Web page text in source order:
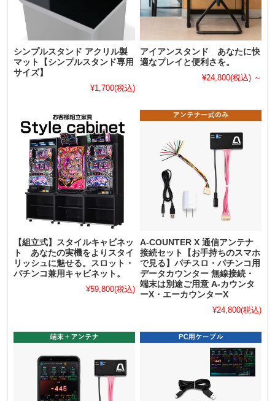
シンプルスタンド アクリル製
マット【シンプルスタンド専用
サイズ】
¥1,700(税込)
アイアンスタンド あなたに快
適なプレイと便利さを。
¥24,800(税込) ～
【組立式】スタイルキャビネッ
ト あなたの実機をよりスタイ
リッシュに魅せる。スロット・
パチンコ兼用キャビネット。
¥59,800(税込)
A-COUNTER X 通信アンテナ
接続セット【お手持ちのスマホ
で見る】パチスロ・パチンコ用
データカウンター 無線接続・
端末は別途ご用意 A-カウンタ
ーX・エーカウンターX
¥24,800(税込)